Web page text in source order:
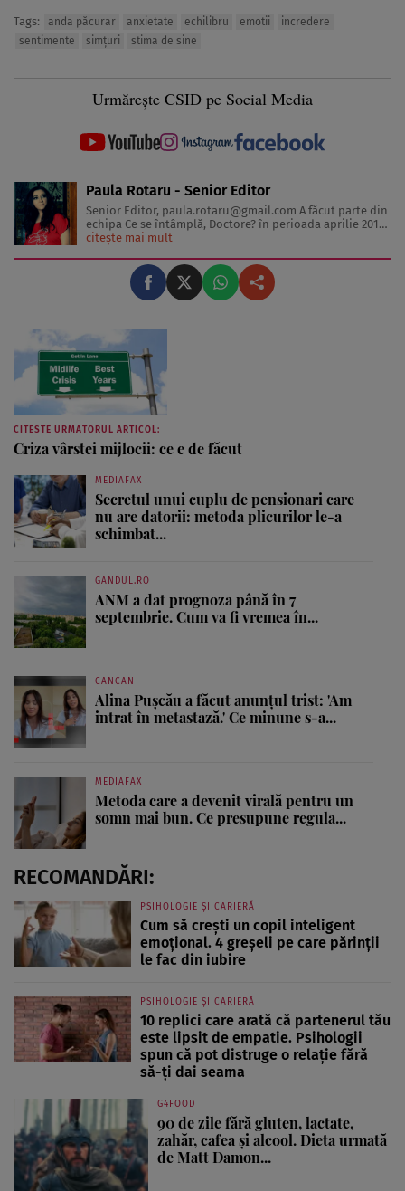
Tags: anda păcurar anxietate echilibru emotii
incredere
sentimente
simţuri stima de sine
Urmărește CSID pe Social Media
Paula Rotaru - Senior Editor
Senior Editor, paula.rotaru@gmail.com
echipa Ce se întâmplă, Doctore? în perioada aprilie 2013-
decembrie 2023. Articolele sale cuprind informații despre
și sănătatea emoțională. Colaborări: Viața ...
citește mai mult
CITESTE URMATORUL ARTICOL:
Criza vârstei mijlocii: ce e de făcut
MEDIAFAX
Secretul unui cuplu de pensionari care
nu are datorii: metoda plicurilor le-a
schimbat...
GANDUL.RO
ANM a dat prognoza până în 7
septembrie. Cum va fi vremea în...
CANCAN
Alina Pușcău a făcut anunțul trist: 'Am
intrat în metastază.' Ce minune s-a...
MEDIAFAX
Metoda care a devenit virală pentru un
somn mai bun. Ce presupune regula...
RECOMANDĂRI:
PSIHOLOGIE ȘI CARIERĂ
Cum să crești un copil inteligent
emoțional. 4 greșeli pe care părinții
le fac din iubire
PSIHOLOGIE ȘI CARIERĂ
10 replici care arată că partenerul tău
este lipsit de empatie. Psihologii
spun că pot distruge o relație fără
să-ți dai seama
G4FOOD
90 de zile fără gluten, lactate,
zahăr, cafea și alcool. Dieta urmată
de Matt Damon...